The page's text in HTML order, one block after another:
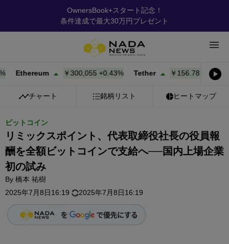
OwnersBook+スタート記念！
条件達成で最大30万円プレゼント
Ethereum ￥300,055+0.43% Tether ￥156.78+0.02%
チャート 銘柄リスト ヒートマップ
ビットコイン
リミックスポイント、代表取締役社長の役員報
酬を全額ビットコインで支給へ──国内上場企業
初の試み
By 橋本 祐樹
2025年7月8日16:19
2025年7月8日16:19